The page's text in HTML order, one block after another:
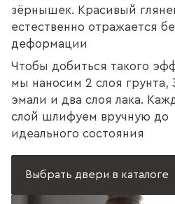
зёрнышек. Красивый
естественно отражается
деформации
Чтобы добиться такого
мы наносим 2 слоя грунта,
эмали и два слоя лака.
слой шлифуем вручную до
идеального состояния
Выбрать двери в каталоге